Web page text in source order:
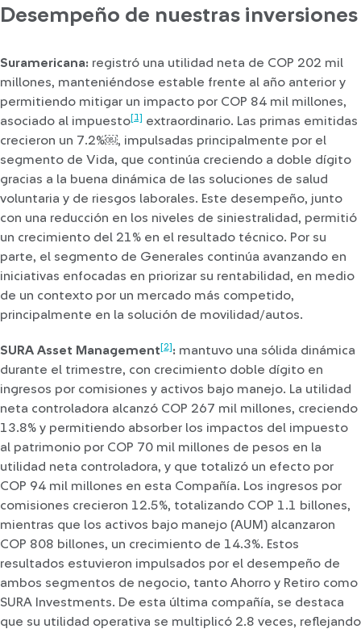
Desempeño de nuestras inversiones
Suramericana: registró una utilidad neta de COP 202 mil
millones, manteniéndose estable frente al año anterior y
permitiendo mitigar un impacto por COP 84 mil millones,
asociado al impuesto[1] extraordinario. Las primas emitidas
crecieron un 7.2%￼, impulsadas principalmente por el
segmento de Vida, que continúa creciendo a doble dígito
gracias a la buena dinámica de las soluciones de salud
voluntaria y de riesgos laborales. Este desempeño, junto
con una reducción en los niveles de siniestralidad, permitió
un crecimiento del 21% en el resultado técnico. Por su
parte, el segmento de Generales continúa avanzando en
iniciativas enfocadas en priorizar su rentabilidad, en medio
de un contexto por un mercado más competido,
principalmente en la solución de movilidad/autos.
SURA Asset Management[2]: mantuvo una sólida dinámica
durante el trimestre, con crecimiento doble dígito en
ingresos por comisiones y activos bajo manejo. La utilidad
neta controladora alcanzó COP 267 mil millones, creciendo
13.8% y permitiendo absorber los impactos del impuesto
al patrimonio por COP 70 mil millones de pesos en la
utilidad neta controladora, y que totalizó un efecto por
COP 94 mil millones en esta Compañía. Los ingresos por
comisiones crecieron 12.5%, totalizando COP 1.1 billones,
mientras que los activos bajo manejo (AUM) alcanzaron
COP 808 billones, un crecimiento de 14.3%. Estos
resultados estuvieron impulsados por el desempeño de
ambos segmentos de negocio, tanto Ahorro y Retiro como
SURA Investments. De esta última compañía, se destaca
que su utilidad operativa se multiplicó 2.8 veces, reflejando